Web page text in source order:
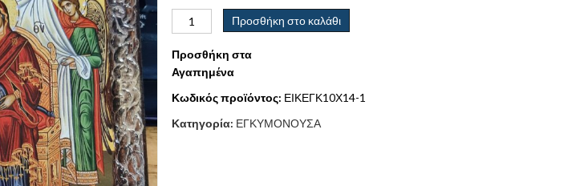
Προσθήκη στο καλάθι
Προσθήκη στα
Αγαπημένα
Κωδικός προϊόντος: ΕΙΚΕΓΚ10Χ14-1
Κατηγορία: ΕΓΚΥΜΟΝΟΥΣΑ